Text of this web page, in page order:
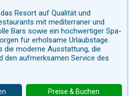
Resort auf Qualität und
mit mediterraner und
Bars sowie ein hochwertiger Spa-
für erholsame Urlaubstage.
die moderne Ausstattung, die
den aufmerksamen Service des
Preise & Buchen